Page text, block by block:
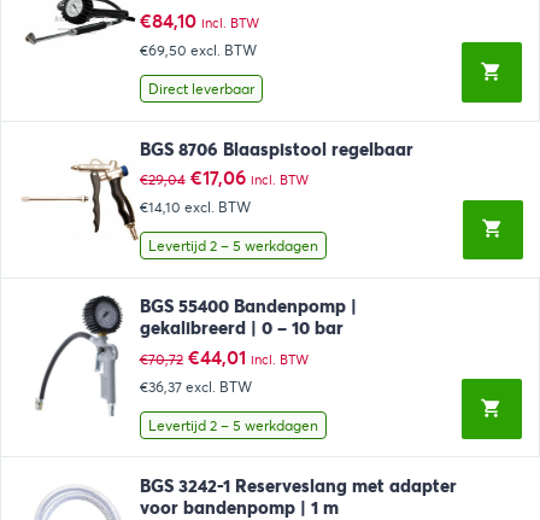
€84,10 incl. BTW
€69,50 excl. BTW
Direct leverbaar
BGS 8706 Blaaspistool regelbaar
€29,04 Oorspronkelijke
prijs
was:
€29,04.
€17,06Huidige
prijs
is:
€17,06.
incl. BTW
€14,10 excl. BTW
Levertijd 2 – 5 werkdagen
BGS 55400 Bandenpomp |
gekalibreerd | 0 – 10 bar
€70,72 Oorspronkelijke
prijs
was:
€70,72.
€44,01Huidige
prijs
is:
€44,01.
incl. BTW
€36,37 excl. BTW
Levertijd 2 – 5 werkdagen
BGS 3242-1 Reserveslang met adapter
voor bandenpomp | 1 m